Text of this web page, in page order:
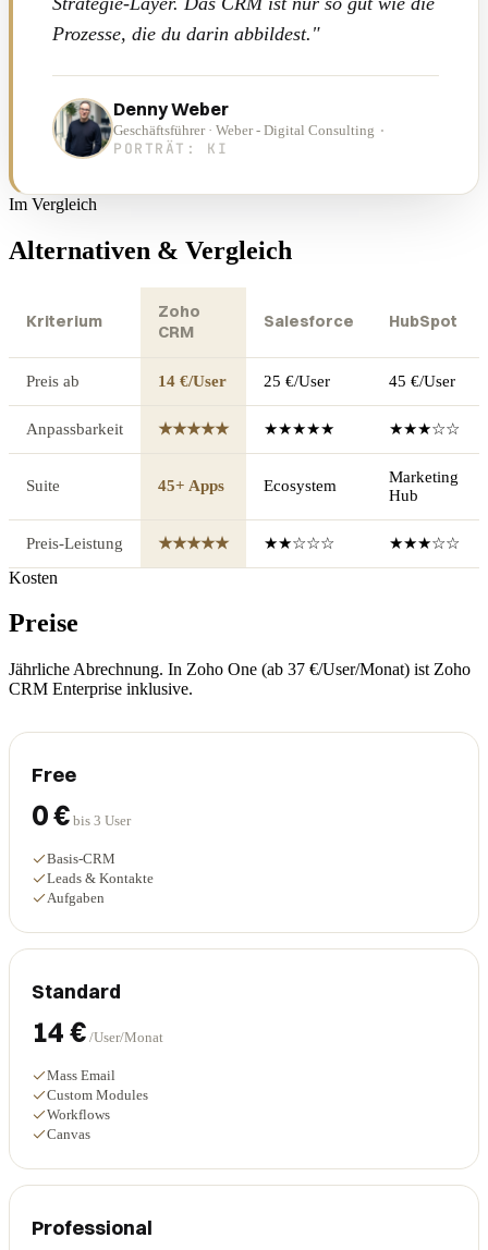
Prozesse, die du darin abbildest."
Denny Weber
Geschäftsführer · Weber - Digital Consulting ·
PORTRÄT: KI
Im Vergleich
Alternativen & Vergleich
Kriterium
Zoho
CRM
Salesforce HubSpot
Preis ab 14 €/User 25 €/User 45 €/User
Anpassbarkeit ★★★★★ ★★★★★ ★★★☆☆
Suite 45+ Apps Ecosystem
Marketing
Hub
Preis-Leistung ★★★★★ ★★☆☆☆ ★★★☆☆
Kosten
Preise
Jährliche Abrechnung. In Zoho One (ab 37 €/User/Monat) ist Zoho
CRM Enterprise inklusive.
Free
0 € bis 3 User
Basis-CRM
Leads & Kontakte
Aufgaben
Standard
14 € /User/Monat
Mass Email
Custom Modules
Workflows
Canvas
Professional